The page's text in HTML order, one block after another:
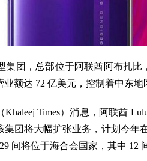
集团，总部位于阿联酋阿布扎
额达 72 亿美元，控制着中东地
Khaleej Times）消息，阿联酋
集团将大幅扩张业务，计划今年
间将位于海合会国家，其中 12